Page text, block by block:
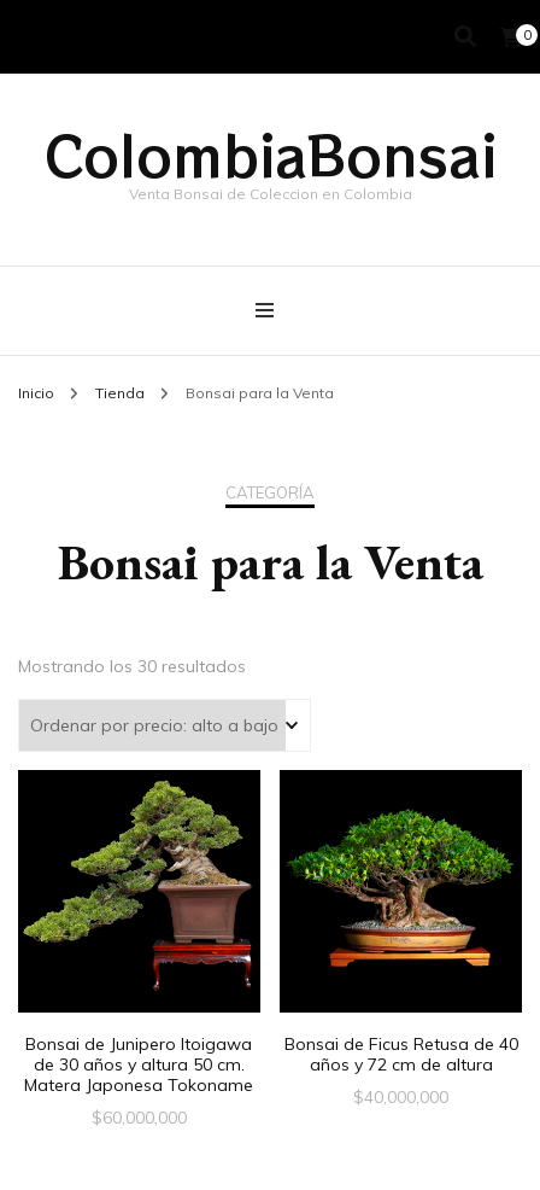
0
ColombiaBonsai
Venta Bonsai de Coleccion en Colombia
Inicio Tienda Bonsai para la Venta
CATEGORÍA
Bonsai para la Venta
Mostrando los 30 resultados
Bonsai de Junipero Itoigawa
de 30 años y altura 50 cm.
Matera Japonesa Tokoname
$60,000,000
Bonsai de Ficus Retusa de 40
años y 72 cm de altura
$40,000,000